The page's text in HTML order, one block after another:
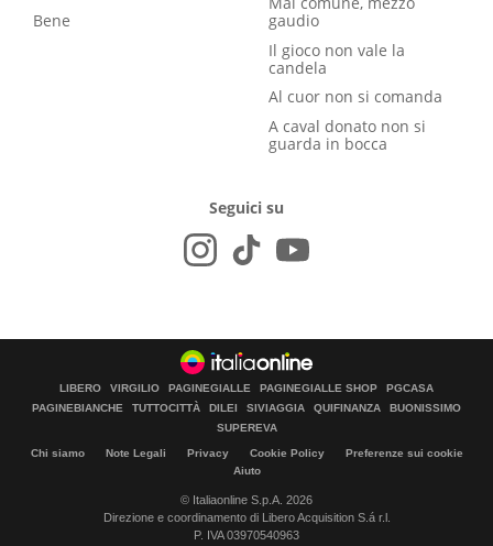
Bene
gaudio
Il gioco non vale la
candela
Al cuor non si comanda
A caval donato non si
guarda in bocca
Seguici su
LIBERO VIRGILIO PAGINEGIALLE PAGINEGIALLE SHOP
PGCASA
PAGINEBIANCHE
TUTTOCITTÀ DILEI SIVIAGGIA QUIFINANZA
BUONISSIMO
SUPEREVA
Chi siamo Note Legali Privacy Cookie Policy
Preferenze sui cookie
Aiuto
© Italiaonline S.p.A. 2026
Direzione e coordinamento di Libero Acquisition S.á r.l.
P. IVA 03970540963